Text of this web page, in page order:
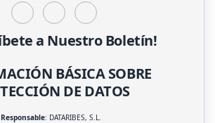
a Nuestro Boletín!
BÁSICA SOBRE
DE DATOS
Responsable: DATARIBES, S.L.